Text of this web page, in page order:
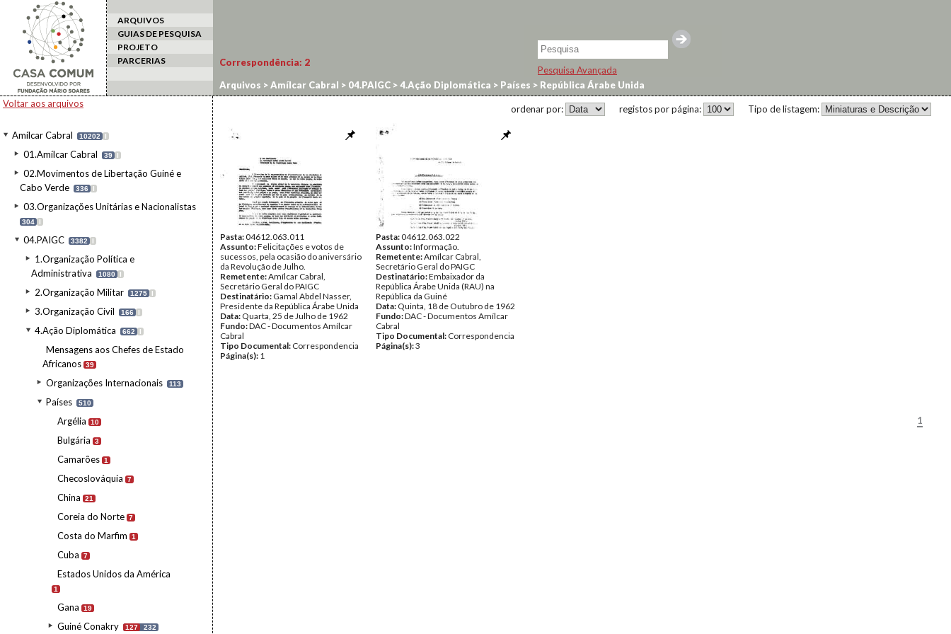
ARQUIVOS
GUIAS DE PESQUISA
PROJETO
PARCERIAS
Pesquisa Avançada
Voltar aos arquivos
Amílcar Cabral 10202 I
01.Amílcar Cabral 39 I
02.Movimentos de Libertação Guiné e
Cabo Verde
336 I
03.Organizações Unitárias e Nacionalistas
304 I
04.PAIGC 3382 I
1.Organização Política e
Administrativa
1080 I
2.Organização Militar 1275 I
3.Organização Civil 166 I
4.Ação Diplomática 662 I
Mensagens aos Chefes de Estado
Africanos 39
Organizações Internacionais 113
Países 510
Argélia 10
Bulgária 3
Camarões 1
Checoslováquia 7
China 21
Coreia do Norte 7
Costa do Marfim 1
Cuba 7
Estados Unidos da América
1
Gana 19
Guiné Conakry 127 232
Correspondência: 2
Arquivos >Amílcar Cabral > 04.PAIGC >4.Ação Diplomática > Países > República Árabe Unida
Tipo de listagem:
registos por página:
ordenar por:
Pasta:04612.063.011
Assunto:Felicitações e votos de
sucessos, pela ocasião do aniversário
da Revolução de Julho.
Remetente:Amílcar Cabral,
Secretário Geral do PAIGC
Destinatário: Gamal Abdel Nasser,
Presidente da República Árabe Unida
Data: Quarta, 25 de Julho de 1962
Fundo:DAC - Documentos Amílcar
Cabral
Tipo Documental: Correspondencia
Página(s): 1
Pasta:04612.063.022
Assunto:Informação.
Remetente:Amílcar Cabral,
Secretário Geral do PAIGC
Destinatário:Embaixador da
República Árabe Unida (RAU) na
República da Guiné
Data: Quinta, 18 de Outubro de 1962
Fundo:DAC - Documentos Amílcar
Cabral
Tipo Documental: Correspondencia
Página(s):3
1